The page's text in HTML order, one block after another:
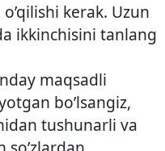
kerak. Uzun
ikkinchisini tanlang
maqsadli
bo’lsangiz,
tushunarli va